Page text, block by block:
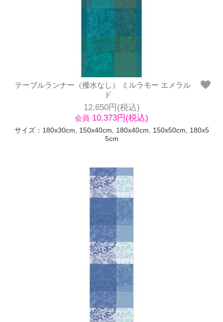
テーブルランナー（撥水なし） ミルラモー エメラル
ド
12,650円(税込)
会員 10,373円(税込)
サイズ：180x30cm, 150x40cm, 180x40cm, 150x50cm, 180x5
5cm